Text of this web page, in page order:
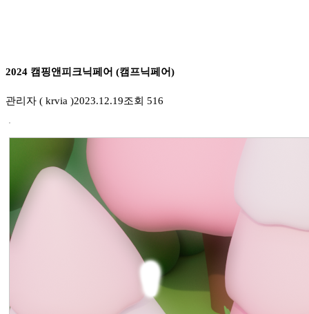
2024 캠핑앤피크닉페어 (캠프닉페어)
관리자 ( krvia )2023.12.19조회 516